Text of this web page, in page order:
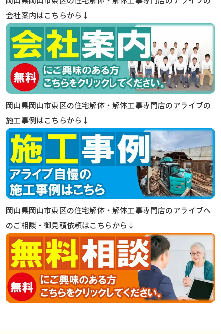
会社案内はこちらから↓
岡山県岡山市東区の住宅解体・解体工事専門店のアライブの
施工事例はこちらから↓
岡山県岡山市東区の住宅解体・解体工事専門店のアライブへ
のご相談・御見積依頼はこちらから↓